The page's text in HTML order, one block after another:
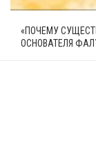
«ПОЧЕМУ
ОСНОВАТЕЛЯ